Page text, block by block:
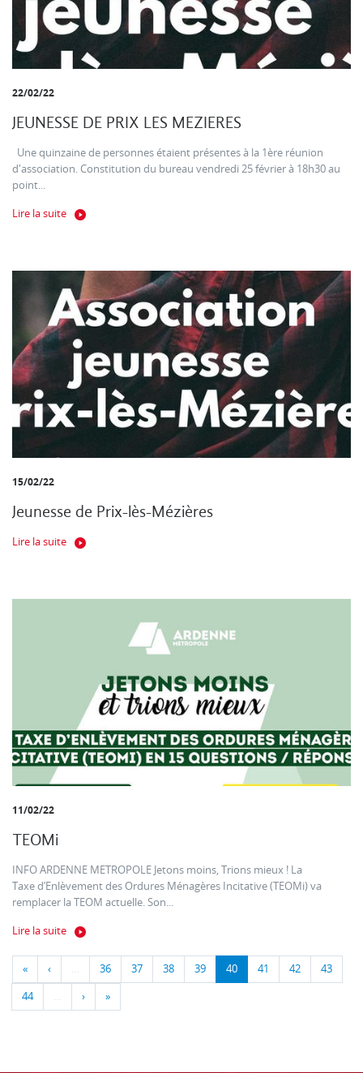
22/02/22
JEUNESSE DE PRIX LES MEZIERES
Une quinzaine de personnes étaient présentes à la 1ère réunion
d'association. Constitution du bureau vendredi 25 février à 18h30 au
point...
Lire la suite
15/02/22
Jeunesse de Prix-lès-Mézières
Lire la suite
11/02/22
TEOMi
INFO ARDENNE METROPOLE Jetons moins, Trions mieux ! La
Taxe d’Enlèvement des Ordures Ménagères Incitative (TEOMi) va
remplacer la TEOM actuelle. Son...
Lire la suite
« ‹ … 36 37 38 39 40 41 42 43
44 … › »